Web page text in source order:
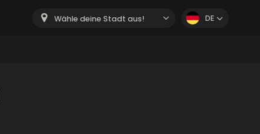
Wähle deine Stadt aus! DE